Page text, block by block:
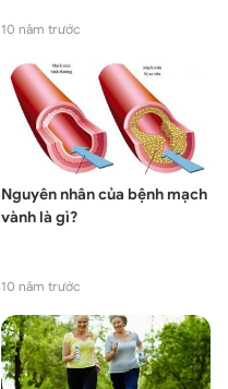
10 năm trước
Nguyên nhân của bệnh mạch
vành là gì?
10 năm trước